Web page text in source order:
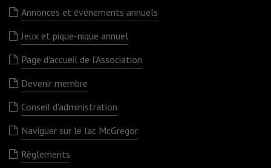
Annonces et événements annuels
Jeux et pique-nique annuel
Page d'accueil de l'Association
Devenir membre
Conseil d'administration
Naviguer sur le lac McGregor
Règlements